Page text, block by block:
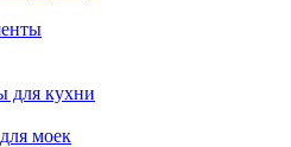
для кухни
моек